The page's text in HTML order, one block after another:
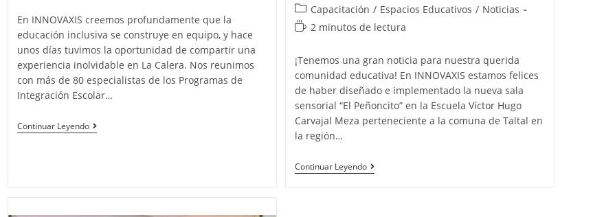
En INNOVAXIS creemos profundamente que la
educación inclusiva se construye en equipo, y hace
unos días tuvimos la oportunidad de compartir una
experiencia inolvidable en La Calera. Nos reunimos
con más de 80 especialistas de los Programas de
Integración Escolar…
Continuar Leyendo
Capacitación / Espacios Educativos / Noticias
2 minutos de lectura
¡Tenemos una gran noticia para nuestra querida
comunidad educativa! En INNOVAXIS estamos felices
de haber diseñado e implementado la nueva sala
sensorial “El Peñoncito” en la Escuela Víctor Hugo
Carvajal Meza perteneciente a la comuna de Taltal en
la región…
Continuar Leyendo